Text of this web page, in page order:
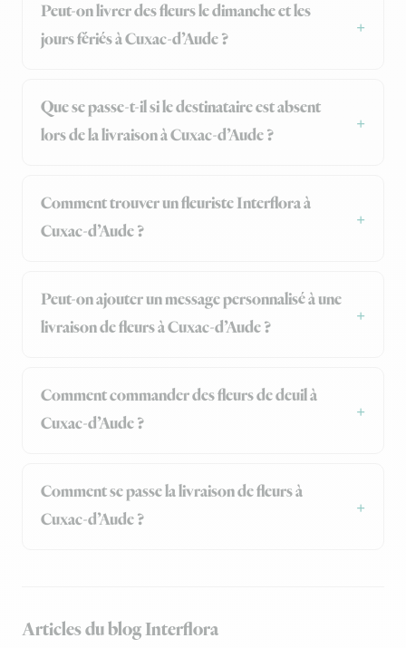
Peut-on livrer des fleurs le dimanche et les
jours fériés à Cuxac-d’Aude ?
Que se passe-t-il si le destinataire est absent
lors de la livraison à Cuxac-d’Aude ?
Comment trouver un fleuriste Interflora à
Cuxac-d’Aude ?
Peut-on ajouter un message personnalisé à une
livraison de fleurs à Cuxac-d’Aude ?
Comment commander des fleurs de deuil à
Cuxac-d’Aude ?
Comment se passe la livraison de fleurs à
Cuxac-d’Aude ?
Articles du blog Interflora